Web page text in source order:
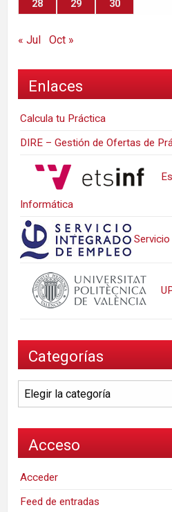
28
29 30
« Jul Oct »
Enlaces
Calcula tu Práctica
DIRE – Gestión de Ofertas de
Informática
Categorías
Categorías
Acceso
Acceder
Feed de entradas